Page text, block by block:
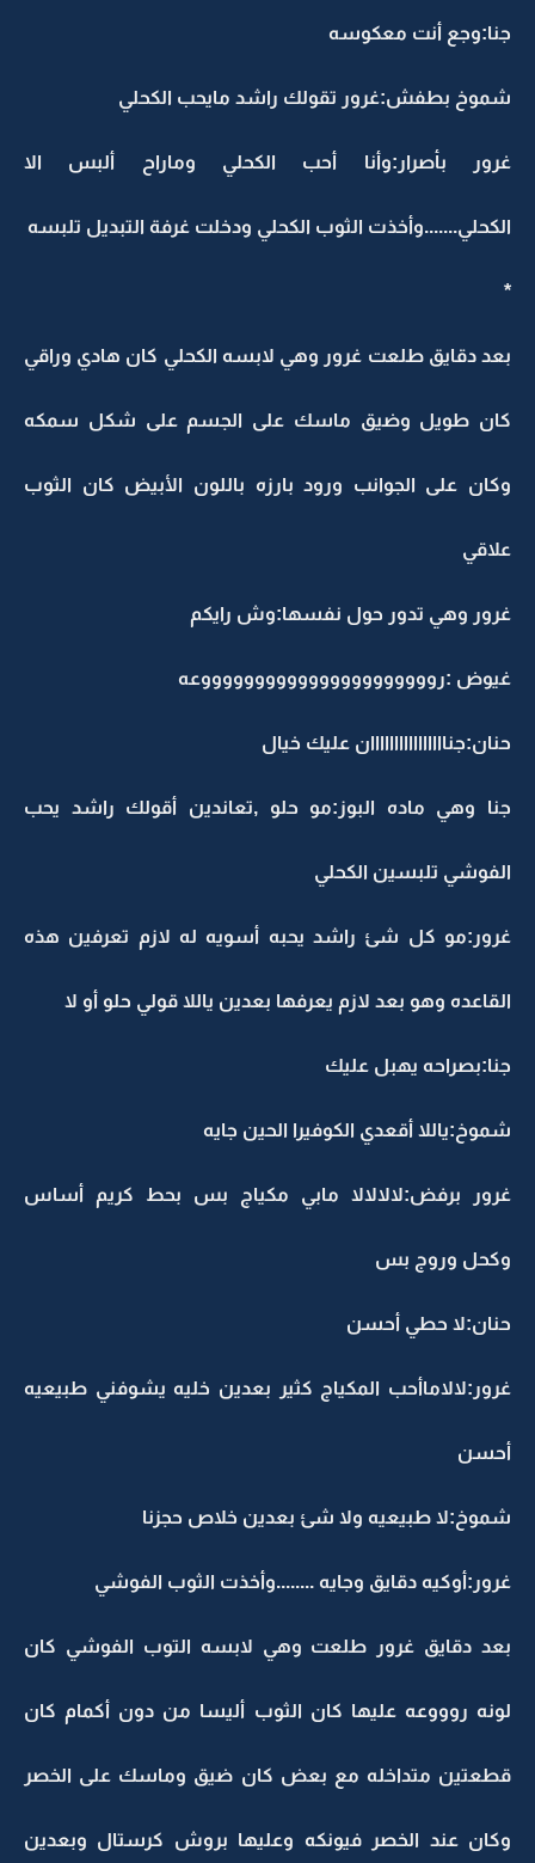
جنا:وجع أنت معكوسه
شموخ بطفش:غرور تقولك راشد مايحب الكحلي
غرور بأصرار:وأنا أحب الكحلي وماراح ألبس الا
الكحلي.......وأخذت الثوب الكحلي ودخلت غرفة التبديل تلبسه
*
بعد دقايق طلعت غرور وهي لابسه الكحلي كان هادي وراقي
كان طويل وضيق ماسك على الجسم على شكل سمكه
وكان على الجوانب ورود بارزه باللون الأبيض كان الثوب
علاقي
غرور وهي تدور حول نفسها:وش رايكم
غيوض :رووووووووووووووووووووووعه
حنان:جناااااااااااااااان عليك خيال
جنا وهي ماده البوز:مو حلو ,تعاندين أقولك راشد يحب
الفوشي تلبسين الكحلي
غرور:مو كل شئ راشد يحبه أسويه له لازم تعرفين هذه
القاعده وهو بعد لازم يعرفها بعدين ياللا قولي حلو أو لا
جنا:بصراحه يهبل عليك
شموخ:ياللا أقعدي الكوفيرا الحين جايه
غرور برفض:لالالالا مابي مكياج بس بحط كريم أساس
وكحل وروج بس
حنان:لا حطي أحسن
غرور:لالاماأحب المكياج كثير بعدين خليه يشوفني طبيعيه
أحسن
شموخ:لا طبيعيه ولا شئ بعدين خلاص حجزنا
غرور:أوكيه دقايق وجايه ........وأخذت الثوب الفوشي
بعد دقايق غرور طلعت وهي لابسه التوب الفوشي كان
لونه روووعه عليها كان الثوب أليسا من دون أكمام كان
قطعتين متداخله مع بعض كان ضيق وماسك على الخصر
وكان عند الخصر فيونكه وعليها بروش كرستال وبعدين